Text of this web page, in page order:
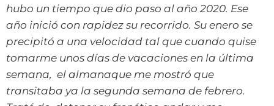
hubo un tiempo que dio paso al año 2020. Ese
año inició con rapidez su recorrido. Su enero se
precipitó a una velocidad tal que cuando quise
tomarme unos días de vacaciones en la última
semana, el almanaque me mostró que
transitaba ya la segunda semana de febrero.